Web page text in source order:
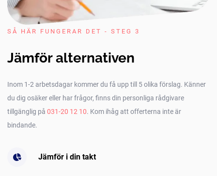
SÅ HÄR FUNGERAR DET - STEG 3
Jämför alternativen
Inom 1-2 arbetsdagar kommer du få upp till 5 olika förslag. Känner
du dig osäker eller har frågor, finns din personliga rådgivare
tillgänglig på 031-20 12 10. Kom ihåg att offerterna inte är
bindande.
Jämför i din takt